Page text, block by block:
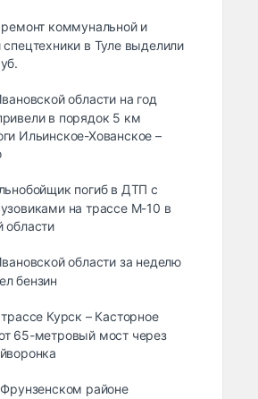
коммунальной и
спецтехники в Туле выделили
области на год
в порядок 5 км
Ильинское-Хованское –
погиб в ДТП с
на трассе М-10 в
области
области за неделю
бензин
Курск – Касторное
65-метровый мост через
районе